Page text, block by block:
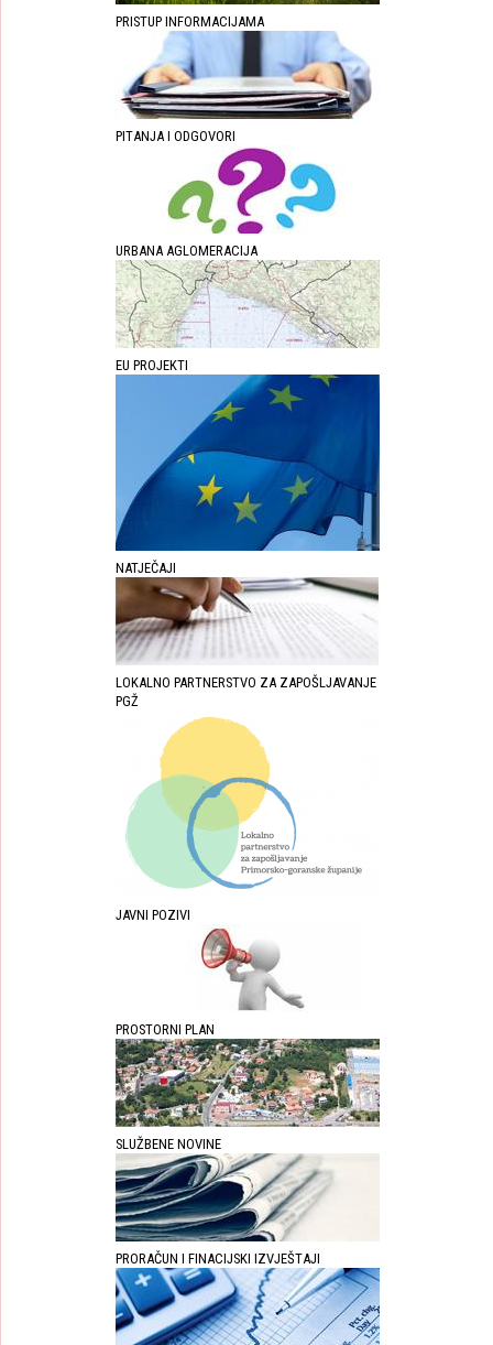
PRISTUP INFORMACIJAMA
PITANJA I ODGOVORI
URBANA AGLOMERACIJA
EU PROJEKTI
NATJEČAJI
LOKALNO PARTNERSTVO ZA ZAPOŠLJAVANJE
PGŽ
JAVNI POZIVI
PROSTORNI PLAN
SLUŽBENE NOVINE
PRORAČUN I FINACIJSKI IZVJEŠTAJI